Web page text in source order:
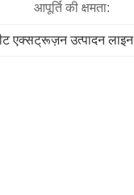
आपूर्ति की क्षमता:
एक्सट्रूज़न उत्पादन लाइन